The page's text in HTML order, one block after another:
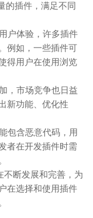
的插件，满足不同
户体验，许多插件
例如，一些插件可
得用户在使用浏览
，市场竞争也日益
新功能、优化性
包含恶意代码，用
者在开发插件时需
不断发展和完善，为
在选择和使用插件